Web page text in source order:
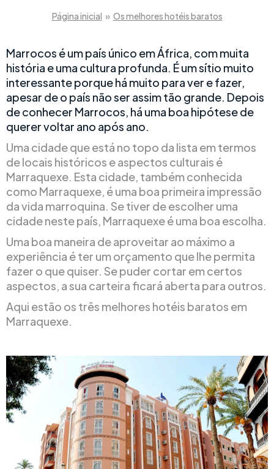
Página inicial » Os melhores hotéis baratos
Marrocos é um país único em África, com muita
história e uma cultura profunda. É um sítio muito
interessante porque há muito para ver e fazer,
apesar de o país não ser assim tão grande. Depois
de conhecer Marrocos, há uma boa hipótese de
querer voltar ano após ano.
Uma cidade que está no topo da lista em termos
de locais históricos e aspectos culturais é
Marraquexe. Esta cidade, também conhecida
como Marraquexe, é uma boa primeira impressão
da vida marroquina. Se tiver de escolher uma
cidade neste país, Marraquexe é uma boa escolha.
Uma boa maneira de aproveitar ao máximo a
experiência é ter um orçamento que lhe permita
fazer o que quiser. Se puder cortar em certos
aspectos, a sua carteira ficará aberta para outros.
Aqui estão os três melhores hotéis baratos em
Marraquexe.